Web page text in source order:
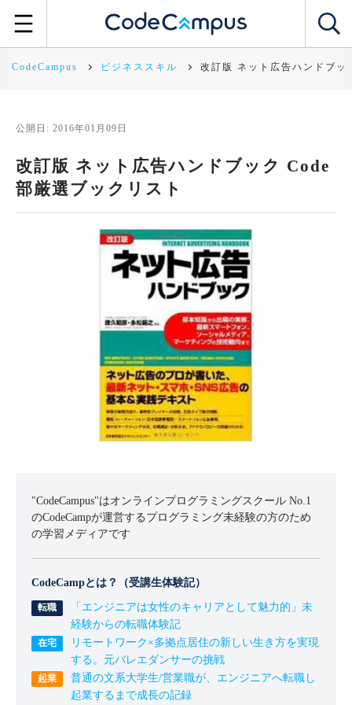
CodeCampus ビジネススキル 改訂版 ネット広告ハンドブ
公開日: 2016年01月09日
改訂版 ネット広告ハンドブック Code
部厳選ブックリスト
"CodeCampus"はオンラインプログラミングスクール No.1
のCodeCampが運営するプログラミング未経験の方のため
の学習メディアです
CodeCampとは？（受講生体験記）
「エンジニアは女性のキャリアとして魅力的」未
経験からの転職体験記
リモートワーク×多拠点居住の新しい生き方を実現
する。元バレエダンサーの挑戦
普通の文系大学生/営業職が、エンジニアへ転職し
起業するまで成長の記録